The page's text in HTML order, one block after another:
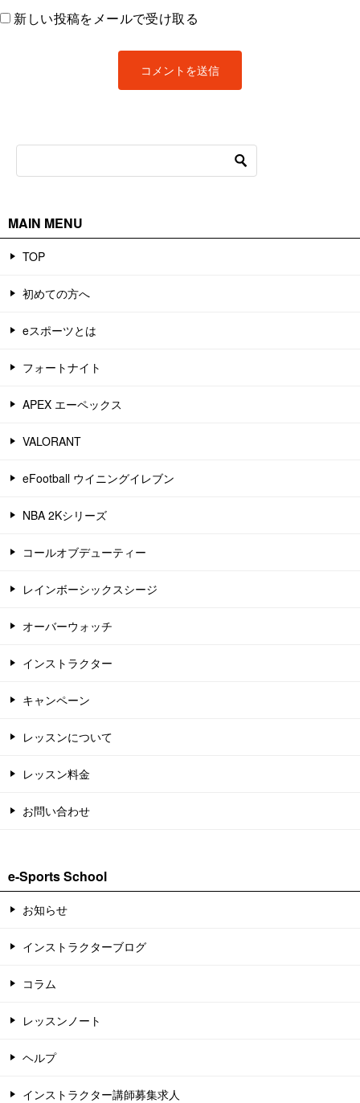
新しい投稿をメールで受け取る
MAIN MENU
TOP
初めての方へ
eスポーツとは
フォートナイト
APEX エーペックス
VALORANT
eFootball ウイニングイレブン
NBA 2Kシリーズ
コールオブデューティー
レインボーシックスシージ
オーバーウォッチ
インストラクター
キャンペーン
レッスンについて
レッスン料金
お問い合わせ
e-Sports School
お知らせ
インストラクターブログ
コラム
レッスンノート
ヘルプ
インストラクター講師募集求人